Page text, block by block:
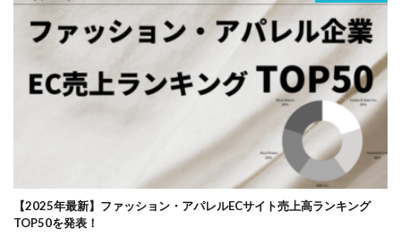
【2025年最新】ファッション・アパレルECサイト売上高ランキング
TOP50を発表！